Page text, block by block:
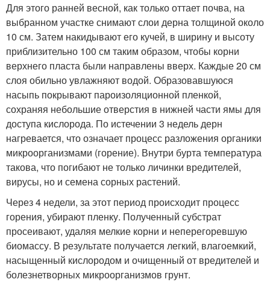
Для этого ранней весной, как только оттает почва, на
выбранном участке снимают слои дерна толщиной около
10 см. Затем накидывают его кучей, в ширину и высоту
приблизительно 100 см таким образом, чтобы корни
верхнего пласта были направлены вверх. Каждые 20 см
слоя обильно увлажняют водой. Образовавшуюся
насыпь покрывают пароизоляционной пленкой,
сохраняя небольшие отверстия в нижней части ямы для
доступа кислорода. По истечении 3 недель дерн
нагревается, что означает процесс разложения органики
микроорганизмами (горение). Внутри бурта температура
такова, что погибают не только личинки вредителей,
вирусы, но и семена сорных растений.
Через 4 недели, за этот период происходит процесс
горения, убирают пленку. Полученный субстрат
просеивают, удаляя мелкие корни и неперегоревшую
биомассу. В результате получается легкий, влагоемкий,
насыщенный кислородом и очищенный от вредителей и
болезнетворных микроорганизмов грунт.